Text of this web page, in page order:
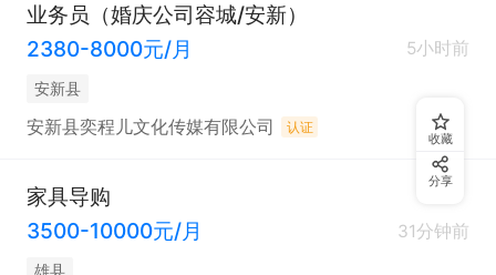
业务员（婚庆公司容城/安新）
2380-8000元/月
5小时前
安新县
安新县奕程儿文化传媒有限公司 认证
家具导购
3500-10000元/月
31分钟前
雄县
收藏
分享